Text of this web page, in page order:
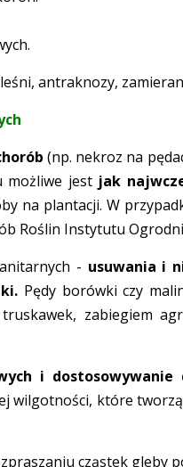
antraknozy,
(np. nekroz na
możliwe jest jak
na plantacji. W
Roślin Instytutu
- usuwania i
Pędy borówki czy
zabiegiem
i
wilgotności, które
cząstek gleby